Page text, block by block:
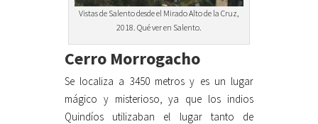
Vistas de Salento desde el Mirado Alto de la Cruz,
2018. Qué ver en Salento.
Cerro Morrogacho
Se localiza a 3450 metros y es un lugar
mágico y misterioso, ya que los indios
Quindíos utilizaban el lugar tanto de